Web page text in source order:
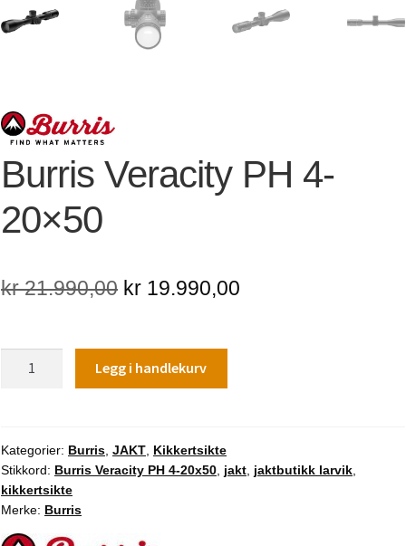
Burris Veracity PH 4-
20×50
kr21.990,00 Opprinnelig
var:
kr 21.990,00.
kr 19.990,00
20x50
antall
Legg i handlekurv
Kategorier: Burris JAKT Kikkertsikte
Stikkord: Burris Veracity PH 4-20x50 jakt jaktbutikk larvik
kikkertsikte
Merke: Burris